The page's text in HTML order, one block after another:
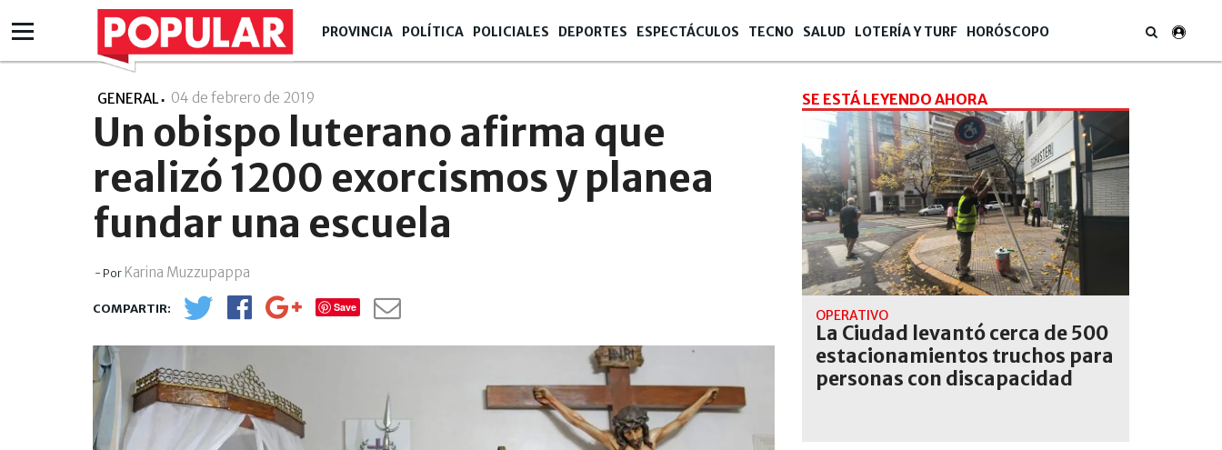
PROVINCIA POLÍTICA POLICIALES DEPORTES ESPECTÁCULOS TECNO SALUD LOTERÍA Y TURF HORÓSCOPO
GENERAL 04 de febrero de 2019
Un obispo luterano afirma que
realizó 1200 exorcismos y planea
fundar una escuela
- Por Karina Muzzupappa
Save
SE ESTÁ LEYENDO AHORA
OPERATIVO
La Ciudad levantó cerca de 500
estacionamientos truchos para
personas con discapacidad